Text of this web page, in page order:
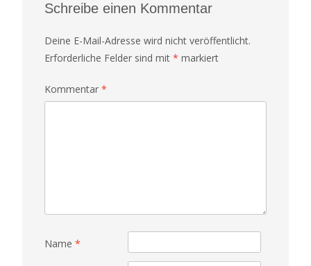
Schreibe einen Kommentar
Deine E-Mail-Adresse wird nicht veröffentlicht.
Erforderliche Felder sind mit * markiert
Kommentar *
Name *